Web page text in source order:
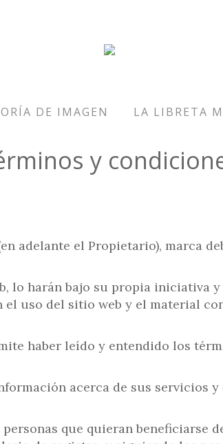
DE IMAGEN LA LIBRETA
y
adelante el Propietario), marca
lo harán bajo su propia iniciativa
uso del sitio web y el material
haber leído y entendido los
acerca de sus servicios
que quieran beneficiarse